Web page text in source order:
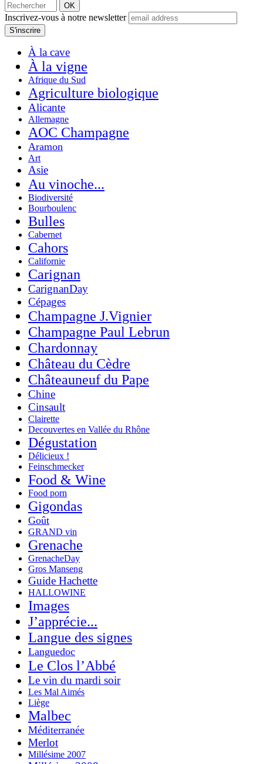
Inscrivez-vous à notre newsletter
À la cave
À la vigne
Afrique du Sud
Agriculture biologique
Alicante
Allemagne
AOC Champagne
Aramon
Art
Asie
Au vinoche...
Biodiversité
Bourboulenc
Bulles
Cabernet
Cahors
Californie
Carignan
CarignanDay
Cépages
Champagne J.Vignier
Champagne Paul Lebrun
Chardonnay
Château du Cèdre
Châteauneuf du Pape
Chine
Cinsault
Clairette
Decouvertes en Vallée du Rhône
Dégustation
Délicieux !
Feinschmecker
Food & Wine
Food porn
Gigondas
Goût
GRAND vin
Grenache
GrenacheDay
Gros Manseng
Guide Hachette
HALLOWINE
Images
J’apprécie...
Langue des signes
Languedoc
Le Clos l’Abbé
Le vin du mardi soir
Les Mal Aimés
Liège
Malbec
Méditerranée
Merlot
Millésime 2007